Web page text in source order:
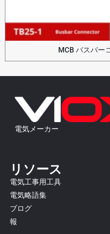
MCB バスバー
電気メーカー
リソース
電気工事用工具
電気略語集
ブログ
報